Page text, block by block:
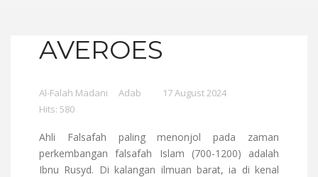
AVEROES
Al-Falah Madani Adab
17 August 2024
Hits: 580
Ahli Falsafah paling menonjol pada zaman
perkembangan falsafah Islam (700-1200) adalah
Ibnu Rusyd. Di kalangan ilmuan barat, ia di kenal